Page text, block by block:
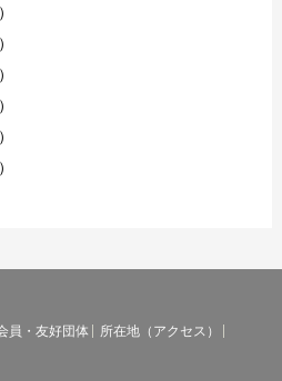
員・友好団体
所在地（アクセス）